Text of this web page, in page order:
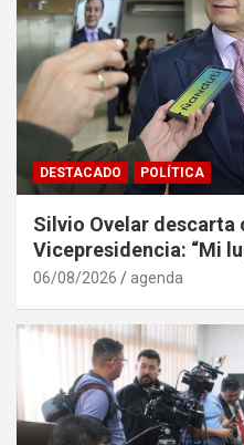
DESTACADO POLÍTICA
Silvio Ovelar descarta
Vicepresidencia: “Mi
06/08/2026 agenda